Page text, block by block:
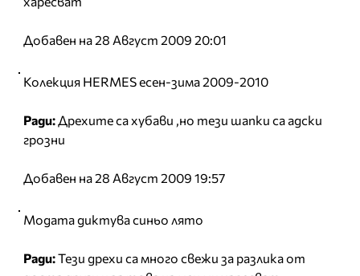
Добавен на 28 Август 2009 20:01
Колекция HERMES есен-зима 2009-2010
Ради:Дрехите са хубави ,но тези шапки са адски
грозни
Добавен на 28 Август 2009 19:57
Модата диктува синьо лято
Ради:Тези дрехи са много свежи за разлика от